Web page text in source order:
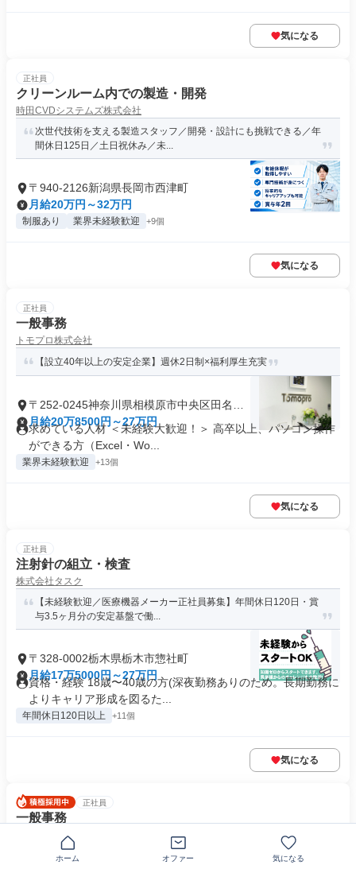
気になる
正社員
クリーンルーム内での製造・開発
時田CVDシステムズ株式会社
次世代技術を支える製造スタッフ／開発・設計にも挑戦できる／年
間休日125日／土日祝休み／未...
〒940-2126新潟県長岡市西津町
月給20万円～32万円
制服あり 業界未経験歓迎 +9個
気になる
正社員
一般事務
トモプロ株式会社
【設立40年以上の安定企業】週休2日制×福利厚生充実
〒252-0245神奈川県相模原市中央区田名塩
田
月給20万8500円～27万円
求めている人材 ＜未経験大歓迎！＞ 高卒以上、パソコン操作
ができる方（Excel・Wo...
業界未経験歓迎 +13個
気になる
正社員
注射針の組立・検査
株式会社タスク
【未経験歓迎／医療機器メーカー正社員募集】年間休日120日・賞
与3.5ヶ月分の安定基盤で働...
〒328-0002栃木県栃木市惣社町
月給17万5000円～27万円
資格・経験 18歳〜40歳の方(深夜勤務ありのため。長期勤務に
よりキャリア形成を図るた...
年間休日120日以上 +11個
気になる
正社員
一般事務
株式会社介助
未経験歓迎！残業ほぼなし/賞与年2回◆PC操作ができればOK
ホーム オファー 気になる